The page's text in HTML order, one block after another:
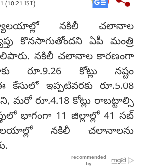
(10:21 IST)
నకిలీ చలానాల
కొనసాగుతోందని ఏపీ మంత్రి
నకిలీ చలానాల కారణంగా
రూ.9.26 కోట్లు నష్టం
కేసులో ఇప్పటివరకు రూ.5.08
మరో రూ.4.18 కోట్లు రాబట్టాల్సి
భాగంగా 11 జిల్లాల్లో 41 సబ్‌
నకిలీ చలానాలను